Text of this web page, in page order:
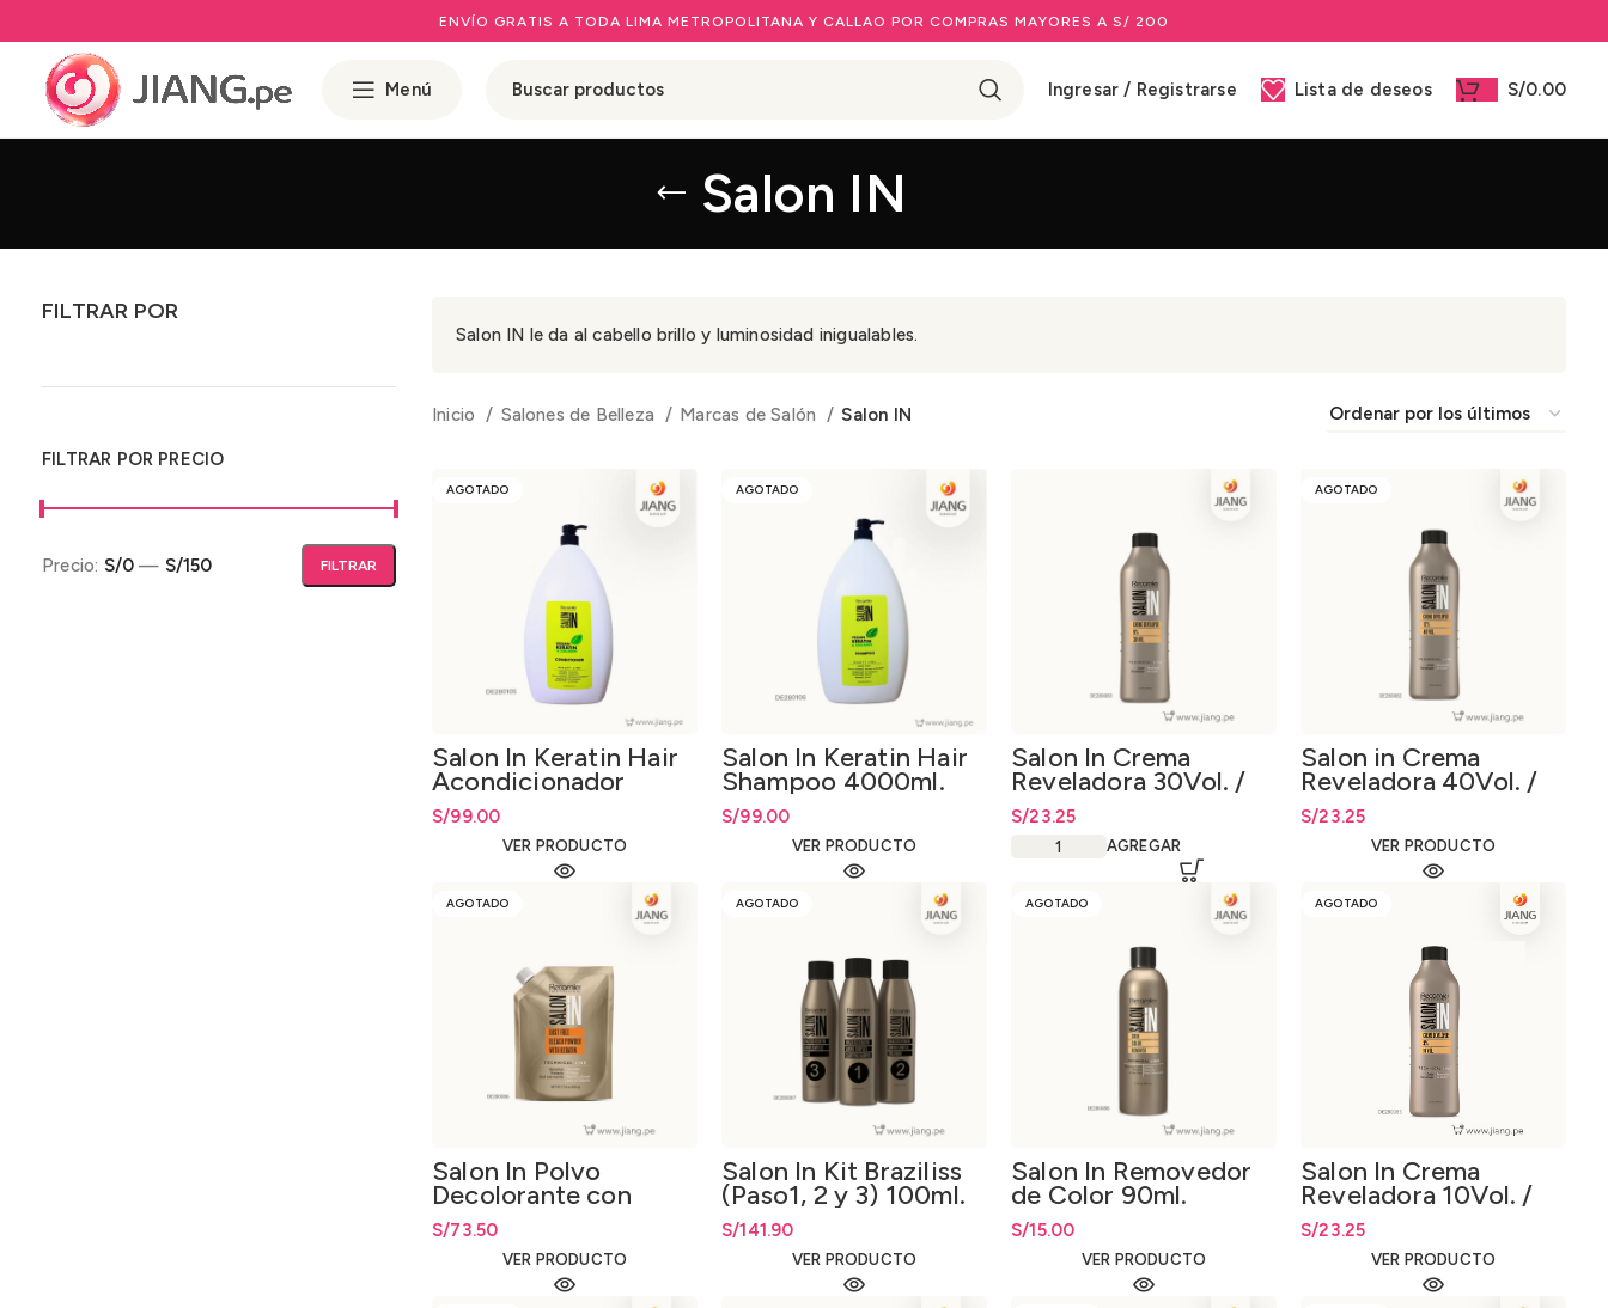
ENVÍO GRATIS A TODA LIMA METROPOLITANA Y CALLAO POR COMPRAS MAYORES A S/ 200
Menú Ingresar / Registrarse Lista de deseos S/0.00
Salon IN
FILTRAR POR
FILTRAR POR PRECIO
Precio mínimo
Precio máximo FILTRAR
Precio: S/0 — S/150
Salon IN le da al cabello brillo y luminosidad inigualables.
Inicio Salones de Belleza Marcas de Salón Salon IN
AGOTADO
Salon In Keratin Hair
Acondicionador
4000ml.
S/99.00
VER PRODUCTO
AGOTADO
Salon In Keratin Hair
Shampoo 4000ml.
S/99.00
VER PRODUCTO
Salon In Crema
Reveladora 30Vol. /
9% 1000ml.
S/23.25
AGREGAR
AGOTADO
Salon in Crema
Reveladora 40Vol. /
12% 1000ml.
S/23.25
VER PRODUCTO
AGOTADO
Salon In Polvo
Decolorante con
Keratina
S/73.50
VER PRODUCTO
AGOTADO
Salon In Kit Braziliss
(Paso1, 2 y 3) 100ml.
S/141.90
VER PRODUCTO
AGOTADO
Salon In Removedor
de Color 90ml.
S/15.00
VER PRODUCTO
AGOTADO
Salon In Crema
Reveladora 10Vol. /
3% 1000 ml
S/23.25
VER PRODUCTO